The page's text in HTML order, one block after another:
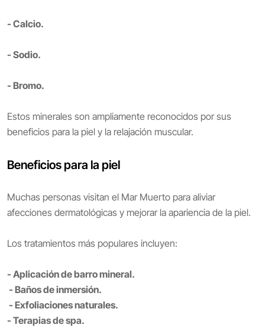
- Calcio.
- Sodio.
- Bromo.
Estos minerales son ampliamente reconocidos por sus
beneficios para la piel y la relajación muscular.
Beneficios para la piel
Muchas personas visitan el Mar Muerto para aliviar
afecciones dermatológicas y mejorar la apariencia de la piel.
Los tratamientos más populares incluyen:
- Aplicación de barro mineral.
- Baños de inmersión.
- Exfoliaciones naturales.
- Terapias de spa.